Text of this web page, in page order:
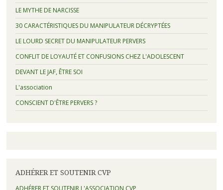
LE MYTHE DE NARCISSE
30 CARACTÉRISTIQUES DU MANIPULATEUR DÉCRYPTÉES
LE LOURD SECRET DU MANIPULATEUR PERVERS
CONFLIT DE LOYAUTÉ ET CONFUSIONS CHEZ L'ADOLESCENT
DEVANT LE JAF, ÊTRE SOI
L'association
CONSCIENT D'ÊTRE PERVERS ?
ADHÉRER ET SOUTENIR CVP
ADHÉRER ET SOUTENIR L'ASSOCIATION CVP